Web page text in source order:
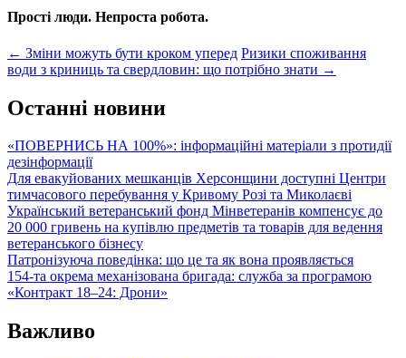
Прості люди. Непроста робота.
Post
navigation
← Зміни можуть бути кроком уперед Ризики споживання
води з криниць та свердловин: що потрібно знати →
Останні новини
«ПОВЕРНИСЬ НА 100%»: інформаційні матеріали з протидії
дезінформації
Для евакуйованих мешканців Херсонщини доступні Центри
тимчасового перебування у Кривому Розі та Миколаєві
Український ветеранський фонд Мінветеранів компенсує до
20 000 гривень на купівлю предметів та товарів для ведення
ветеранського бізнесу
Патронізуюча поведінка: що це та як вона проявляється
154-та окрема механізована бригада: служба за програмою
«Контракт 18–24: Дрони»
Важливо